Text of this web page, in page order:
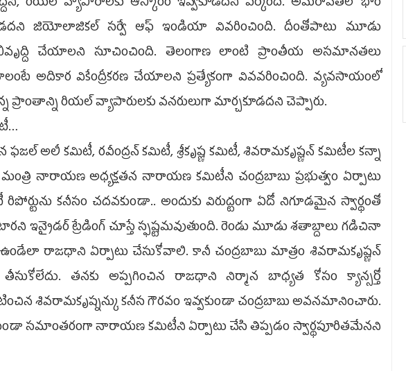
జియోలాజికల్ సర్వే ఆఫ్ ఇండియా వివరించింది. దీంతోపాటు మూడు
చేయాలని సూచించింది. తెలంగాణ లాంటి ప్రాంతీయ అసమానతలు
అదికార వికేంద్రీకరణ చేయాలని ప్రత్యేకంగా వివవరించింది. వ్యవసాయంలో
ప్రాంతాన్ని రియల్ వ్యాపారులకు వనరులుగా మార్చకూడదని చెప్పారు.
ఫజల్ అలీ కమిటీ, రవీంద్రన్ కమిటీ, శ్రీకృష్ణ కమిటీ, శివరామకృష్ణన్ కమిటీల కన్నా
నారాయణ అధ్యక్షతన నారాయణ కమిటీని చంద్రబాబు ప్రభుత్వం ఏర్పాటు
కనీసం చదవకుండా.. అందుకు విరుద్టంగా ఏదో నిగూడమైన స్వార్థంతో
ఇన్సైడర్ ట్రేడింగ్ చూస్తే స్ఫష్టమవుతుంది. రెండు మూడు శతాబ్దాలు గడిచినా
రాజధాని ఏర్పాటు చేసుకోవాలి. కానీ చంద్రబాబు మాత్రం శివరామకృష్ణన్
తనకు అప్పగించిన రాజధాని నిర్మాన బాధ్యత కోసం క్యాన్సర్తో
శివరామకృష్నన్కు కనీస గౌరవం ఇవ్వకుండా చంద్రబాబు అవనమానించారు.
సమాంతరంగా నారాయణ కమిటీని ఏర్పాటు చేసి తిప్పడం స్వార్థపూరితమేనని